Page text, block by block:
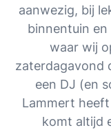
aanwezig, bij
binnentuin
waar wij
zaterdagavond
een DJ (en
Lammert
komt altijd